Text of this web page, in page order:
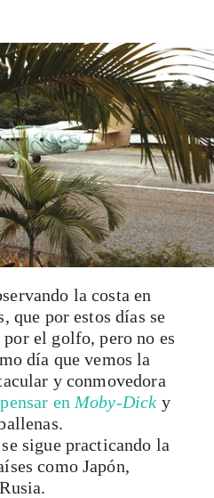
la costa en
que por estos días se
por el golfo, pero no es
día que vemos la
y conmovedora
pensar en Moby-Dick y
sigue practicando la
como Japón,